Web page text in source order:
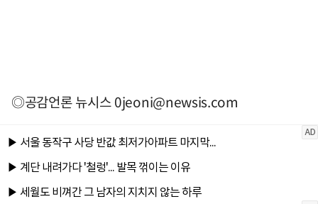
◎공감언론 뉴시스0jeoni@newsis.com